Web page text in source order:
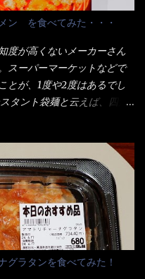
かったので、玉葱を刻んで
やし釜あげうどん～です。
を盛り付け、お椀に昆布出
ツル～と頂きました。 良い
頂ける＜映え＞るメニュー
時1,000円税込だった
・・ これが出てくると、カ
は、キャベツ少なめでお願
ほどあります。 そこに
かっています。 カレーは辛
れも揚げたての熱々です。
は無い！と云っても過言で
ューム満点で＜薄カツ＞と
ねて出てくるだ！ 1枚が薄
・・
を食べてみた・・・
度が高くないメーカーさん
スーパーマーケットなどで
とが、1度や2度はあるでし
タント袋麺と云えば、四角
思わず手に取って買い物篭
麺風ラーメン オーッといき
インスタントラーメンの
・ん・辛麺！ 宮崎辛麺は
、辛口のラーメンじゃ
んてね。 よし今日のサラ
まず袋を開けると・・・ な
調味油と粉末スープ！ やは
ラタンを食べてみた！